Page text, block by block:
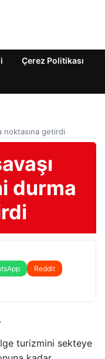
Çerez Politikası
noktasına getirdi
durma
Reddit
turizmini sekteye